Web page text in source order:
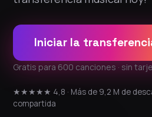
Iniciar la
Gratis para 600 canciones · sin
★★★★★ 4,8 · Más de 9,2 M de
compartida